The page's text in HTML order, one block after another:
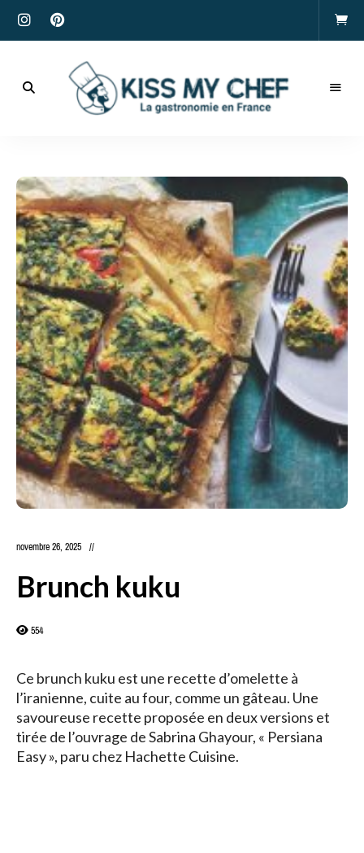
My
Chef
novembre 26, 2025
Brunch kuku
554
Ce brunch kuku est une recette d’omelette à
l’iranienne, cuite au four, comme un gâteau. Une
savoureuse recette proposée en deux versions et
tirée de l’ouvrage de Sabrina Ghayour, « Persiana
Easy », paru chez Hachette Cuisine.